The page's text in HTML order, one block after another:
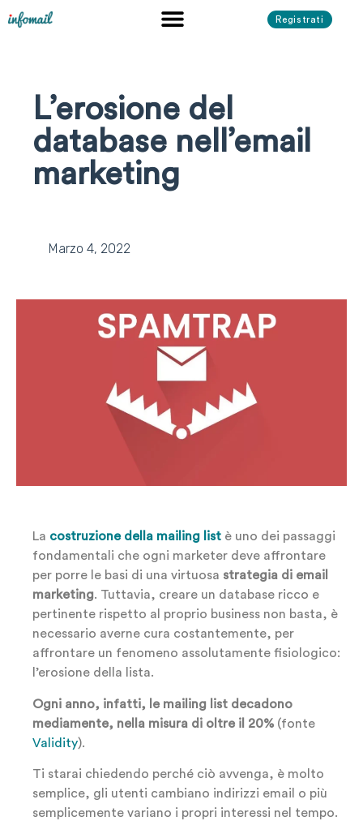
Registrati
L’erosione del
database nell’email
marketing
Marzo 4, 2022
La costruzione della mailing list è uno dei passaggi
fondamentali che ogni marketer deve affrontare
per porre le basi di una virtuosa strategia di email
marketing. Tuttavia, creare un database ricco e
pertinente rispetto al proprio business non basta, è
necessario averne cura costantemente, per
affrontare un fenomeno assolutamente fisiologico:
l’erosione della lista.
Ogni anno, infatti, le mailing list decadono
mediamente, nella misura di oltre il 20% (fonte
Validity).
Ti starai chiedendo perché ciò avvenga, è molto
semplice, gli utenti cambiano indirizzi email o più
semplicemente variano i propri interessi nel tempo.